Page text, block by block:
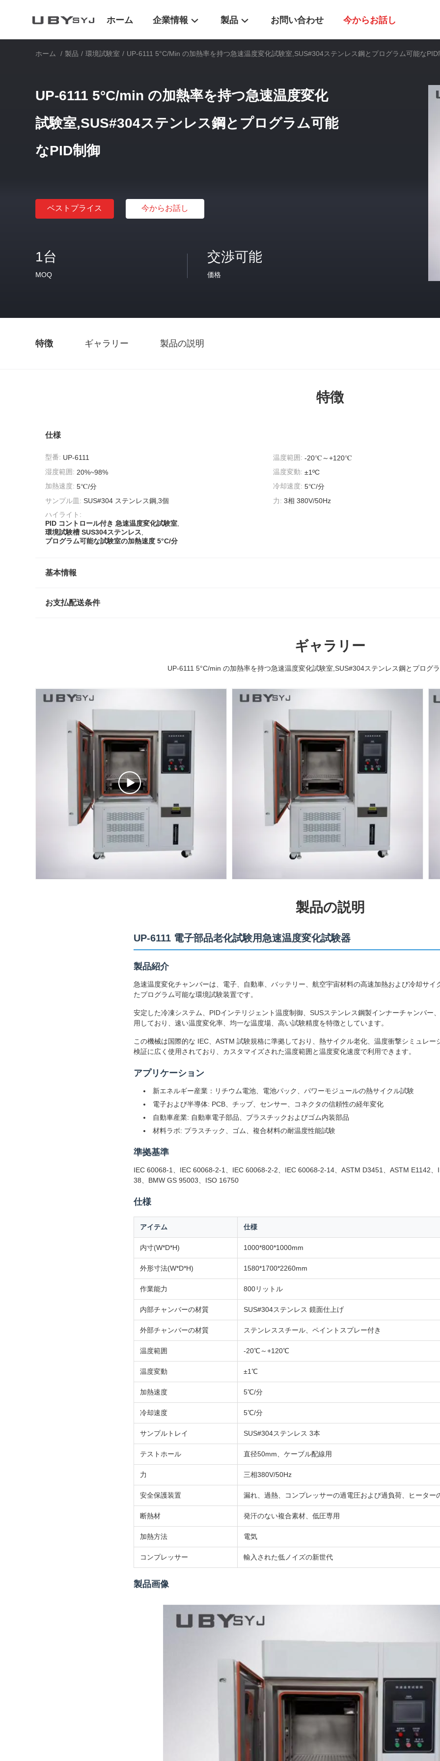
ホーム 企業情報 製品 お問い合わせ 今からお話し
ホーム / 製品 / 環境試験室 / UP-6111 5°C/min の加熱率を持つ急速温度変化試験室,SUS#304ステンレス鋼とプログラム可能なPID
UP-6111 5°C/min の加熱率を持つ急速温度変化
試験室,SUS#304ステンレス鋼とプログラム可能
なPID制御
ベストプライス 今からお話し
1台
MOQ
交渉可能
価格
特徴 ギャラリー 製品の説明
特徴
仕様
型番: UP-6111 温度範囲: -20℃～+120℃
湿度範囲: 20%~98% 温度変動: ±1ºC
加熱速度: 5℃/分 冷却速度: 5℃/分
サンプル皿: SUS#304 ステンレス鋼,3個 力: 3相 380V/50Hz
ハイライト:
PID コントロール付き 急速温度変化試験室
環境試験槽 SUS304ステンレス
プログラム可能な試験室の加熱速度 5°C/分
基本情報
お支払配送条件
ギャラリー
UP-6111 5°C/min の加熱率を持つ急速温度変化試験室,SUS#304ステンレス鋼とプログ
製品の説明
UP-6111 電子部品老化試験用急速温度変化試験器
製品紹介
急速温度変化チャンバーは、電子、自動車、バッテリー、航空宇宙材料の高速加熱および冷却サイ
たプログラム可能な環境試験装置です。
安定した冷凍システム、PIDインテリジェント温度制御、SUSステンレス鋼製インナーチャンバー
用しており、速い温度変化率、均一な温度場、高い試験精度を特徴としています。
この機械は国際的な IEC、ASTM 試験規格に準拠しており、熱サイクル老化、温度衝撃シミュレー
検証に広く使用されており、カスタマイズされた温度範囲と温度変化速度で利用できます。
アプリケーション
新エネルギー産業：リチウム電池、電池パック、パワーモジュールの熱サイクル試験
電子および半導体: PCB、チップ、センサー、コネクタの信頼性の経年変化
自動車産業: 自動車電子部品、プラスチックおよびゴム内装部品
材料ラボ: プラスチック、ゴム、複合材料の耐温度性能試験
準拠基準
IEC 60068-1、IEC 60068-2-1、IEC 60068-2-2、IEC 60068-2-14、ASTM D3451、ASTM E1142
38、BMW GS 95003、ISO 16750
仕様
アイテム 仕様
内寸(W*D*H) 1000*800*1000mm
外形寸法(W*D*H) 1580*1700*2260mm
作業能力 800リットル
内部チャンバーの材質 SUS#304ステンレス 鏡面仕上げ
外部チャンバーの材質 ステンレススチール、ペイントスプレー付き
温度範囲 -20℃～+120℃
温度変動 ±1℃
加熱速度 5℃/分
冷却速度 5℃/分
サンプルトレイ SUS#304ステンレス 3本
テストホール 直径50mm、ケーブル配線用
力 三相380V/50Hz
安全保護装置 漏れ、過熱、コンプレッサーの過電圧および過負荷、ヒーター
断熱材 発汗のない複合素材、低圧専用
加熱方法 電気
コンプレッサー 輸入された低ノイズの新世代
製品画像